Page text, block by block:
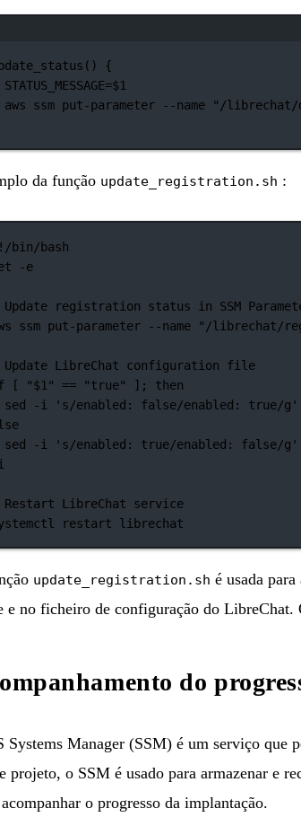
() {
STATUS_MESSAGE=$1
aws
ssm put-parameter --name "/librechat/
da função update_registration.sh :
bin/bash
-e
Update registration status in SSM
ssm put-parameter --name "/librechat/
Update LibreChat configuration file
[ "$1 " == "true" ]; then
sed
-i 's/enabled: false/enabled: true/g'
sed
-i 's/enabled: true/enabled: false/g'
Restart LibreChat service
restart librechat
update_registration.sh é usada
e no ficheiro de configuração do
do
Systems Manager (SSM) é um serviço que
projeto, o SSM é usado para armazenar e
o progresso da implantação.